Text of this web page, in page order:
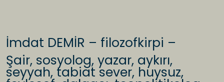
İmdat DEMİR – filozofkirpi –
Şair, sosyolog, yazar, aykırı,
seyyah, tabiat sever, huysuz,